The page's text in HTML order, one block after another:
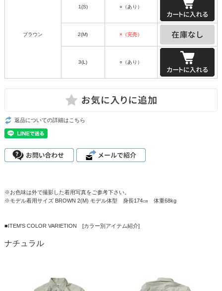
ブラウン
1(S) ○（あり）
2(M) ×（完売）
3(L) ○（あり）
返品についての詳細はこちら
※お色味は外で撮影した着用写真をご参考下さい。
※モデル着用サイズ BROWN 2(M) モデル体型 身長174㎝ 体重68kg
■ITEM'S COLOR VARIETION [カラー別アイテム紹介]
ナチュラル